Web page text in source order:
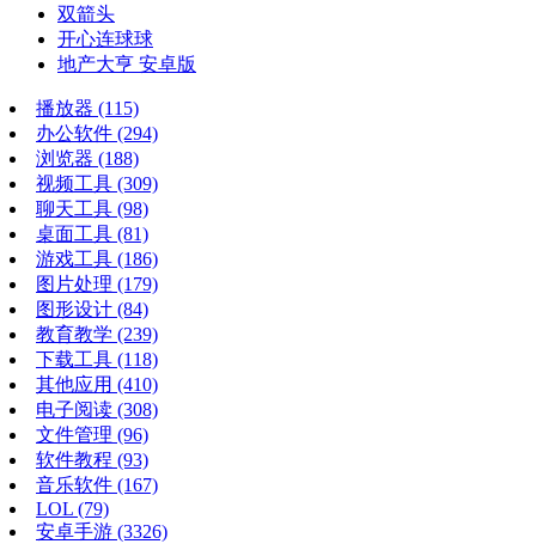
双箭头
开心连球球
地产大亨 安卓版
播放器 (115)
办公软件 (294)
浏览器 (188)
视频工具 (309)
聊天工具 (98)
桌面工具 (81)
游戏工具 (186)
图片处理 (179)
图形设计 (84)
教育教学 (239)
下载工具 (118)
其他应用 (410)
电子阅读 (308)
文件管理 (96)
软件教程 (93)
音乐软件 (167)
LOL (79)
安卓手游 (3326)